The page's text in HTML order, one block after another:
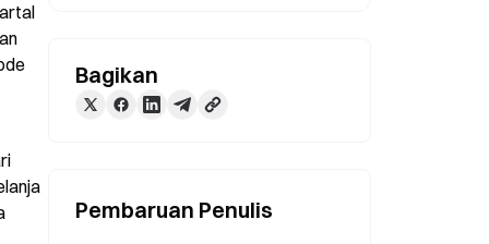
Bagikan
Pembaruan Penulis